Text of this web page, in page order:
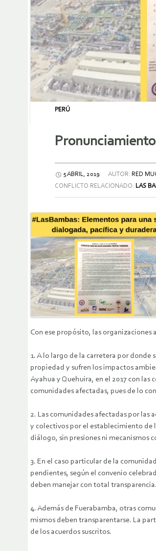
PERÚ
5 ABRIL, 2019 AUTOR: RED
CONFLICTO RELACIONADO: LAS
Con ese propósito, las
1. A lo largo de la carretera por donde
propiedad y sufren los impactos
Ayahua y Quehuira, en el 2017 con las
comunidades afectadas, pues de lo
2. Las comunidades afectadas por las
y colectivos por el establecimiento de
diálogo, sin presiones ni mecanismos
3. En el caso particular de la
pendientes, según el convenio
deben manejar con total transparencia.
4. Además de Fuerabamba, otras
mismos deben transparentarse. La
de los acuerdos suscritos.